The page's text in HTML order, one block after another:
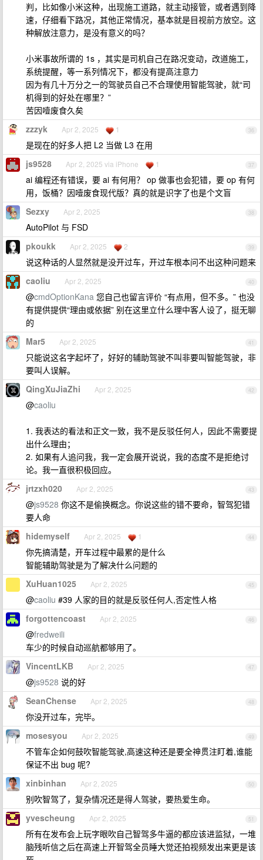
判，比如像小米这种，出现施工道路，就主动接管，或者遇到降
速，仔细看下路况，其他正常情况，基本就是目视前方放空。这
种解放注意力，是没有意义的吗？
小米事故所谓的 1s ，其实是司机自己在路况变动，改道施工，
系统提醒，等一系列情况下，都没有提高注意力
因为有几十万分之一的驾驶员自己不合理使用智能驾驶，就“司
机得到的好处在哪里？”
苦因噎废食久矣
36
zzzyk Apr 2, 2025 1
是现在的好多人把 L2 当做 L3 在用
37
js9528 Apr 2, 2025 via iPhone 1
ai 编程还有错误，要 ai 有何用？ op 做事也会犯错，要 op 有何
用，饭桶？因噎废食现代版？真的就是识字了也是个文盲
38
Sezxy Apr 2, 2025
AutoPilot 与 FSD
39
pkoukk Apr 2, 2025 2
说这种话的人显然就是没开过车，开过车根本问不出这种问题来
40
caoliu Apr 2, 2025
@cmdOptionKana 您自己也留言评价 “有点用，但不多。” 也没
有提供提供“理由或依据” 别在这里立什么理中客人设了，挺无聊
的
41
Mar5 Apr 2, 2025
只能说这名字起坏了，好好的辅助驾驶不叫非要叫智能驾驶，非
要叫人误解。
42
QingXuJiaZhi Apr 2, 2025
@caoliu
1. 我表达的看法和正文一致，我不是反驳任何人，因此不需要提
出什么理由；
2. 如果有人追问我，我一定会展开说说，我的态度不是拒绝讨
论。我一直很积极回应。
43
jrtzxh020 Apr 2, 2025
@js9528 你这不是偷换概念。你说这些的错不要命，智驾犯错
要人命
44
hidemyself Apr 2, 2025 1
你先搞清楚，开车过程中最累的是什么
智能辅助驾驶是为了解决什么问题的
45
XuHuan1025 Apr 2, 2025
@caoliu #39 人家的目的就是反驳任何人,否定性人格
46
forgottencoast Apr 2, 2025
@fredweili
车少的时候自动巡航都够用了。
47
VincentLKB Apr 2, 2025
@js9528 说的好
48
SeanChense Apr 2, 2025
你没开过车，完毕。
49
mosesyou Apr 2, 2025
不管车企如何鼓吹智能驾驶,高速这种还是要全神贯注盯着,谁能
保证不出 bug 呢?
50
xinbinhan Apr 2, 2025
别吹智驾了，复杂情况还是得人驾驶，要热爱生命。
51
yvescheung Apr 2, 2025
所有在发布会上玩字眼吹自己智驾多牛逼的都应该进监狱，一堆
脑残听信之后在高速上开智驾全员睡大觉还拍视频发出来更是该